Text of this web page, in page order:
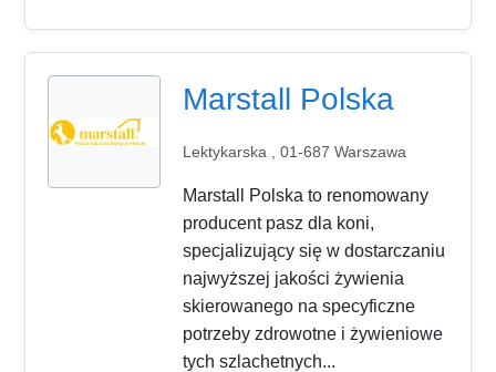
Marstall Polska
Lektykarska , 01-687 Warszawa
Marstall Polska to renomowany
producent pasz dla koni,
specjalizujący się w dostarczaniu
najwyższej jakości żywienia
skierowanego na specyficzne
potrzeby zdrowotne i żywieniowe
tych szlachetnych...